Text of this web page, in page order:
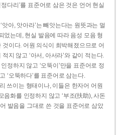
다리’를 표준어로 삼은 것은 언어 현실
아, 앗아라’는 빼앗는다는 원뜻과는 멀
었는데, 현실 발음에 따라 음성 모음 형
것이다. 어원 의식이 희박해졌으므로 어
적지 않고 ‘아서, 아서라’와 같이 적는다.
정하지 않고 ‘오뚝이’만을 표준어로 정
‘오뚝하다’를 표준어로 삼는다.
쓰이는 형태이나, 이들은 한자어 어원
음화를 인정하지 않고 ‘부조(扶助), 사돈
발음을 그대로 쓴 것을 표준어로 삼았